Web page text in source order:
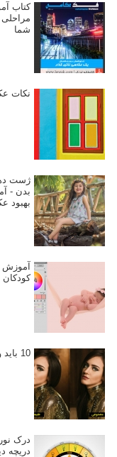
کتاب
شما
نکات
ژست
بهبود
آموزش
کودکان
10 باید و نباید در روتوش عکس ها
دریچه